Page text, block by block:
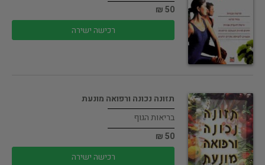
50 ₪
רכישה ישירה
תזונה נכונה ורפואה מונעת
בריאות הגוף
50 ₪
רכישה ישירה